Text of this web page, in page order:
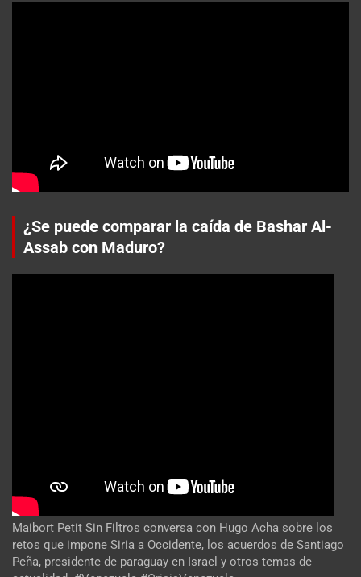
¿Se puede comparar la caída de Bashar Al-
Assab con Maduro?
Maibort Petit Sin Filtros conversa con Hugo Acha sobre los
retos que impone Siria a Occidente, los acuerdos de Santiago
Peña, presidente de paraguay en Israel y otros temas de